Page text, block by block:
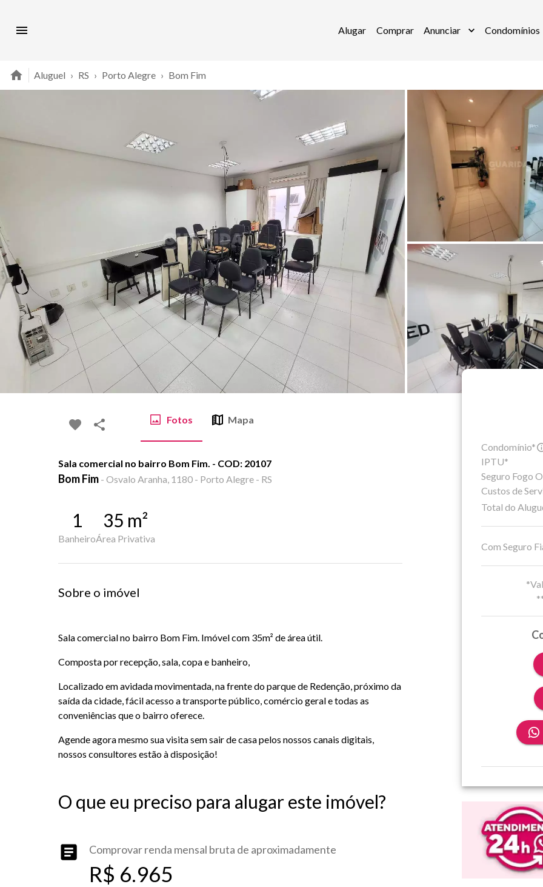
Alugar Comprar Anunciar Condomínios
Aluguel › RS › Porto Alegre › Bom Fim
Fotos Mapa
Sala comercial no bairro Bom Fim. - COD: 20107
Bom Fim - Osvalo Aranha, 1180 - Porto Alegre - RS
1
Banheiro
35 m²
Área Privativa
Sobre o imóvel
Sala comercial no bairro Bom Fim. Imóvel com 35m² de área útil.
Composta por recepção, sala, copa e banheiro,
Localizado em avidada movimentada, na frente do parque de Redenção, próximo da
saída da cidade, fácil acesso a transporte público, comércio geral e todas as
conveniências que o bairro oferece.
Agende agora mesmo sua visita sem sair de casa pelos nossos canais digitais,
nossos consultores estão à disposição!
O que eu preciso para alugar este imóvel?
Comprovar renda mensal bruta de aproximadamente
R$ 6.965
Condomínio*
IPTU*
Seguro Fogo
Custos de
Total do
Com Seguro